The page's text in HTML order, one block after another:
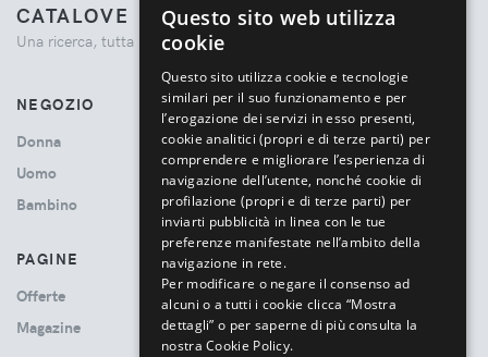
CATALOVE
Una ricerca, tutta la moda.
NEGOZIO
Donna
Uomo
Bambino
PAGINE
Offerte
Magazine
Questo sito web utilizza
cookie
Questo sito utilizza cookie e tecnologie
similari per il suo funzionamento e per
l’erogazione dei servizi in esso presenti,
cookie analitici (propri e di terze parti) per
comprendere e migliorare l’esperienza di
navigazione dell’utente, nonché cookie di
profilazione (propri e di terze parti) per
inviarti pubblicità in linea con le tue
preferenze manifestate nell’ambito della
navigazione in rete.
Per modificare o negare il consenso ad
alcuni o a tutti i cookie clicca “Mostra
dettagli” o per saperne di più consulta la
nostra Cookie Policy.